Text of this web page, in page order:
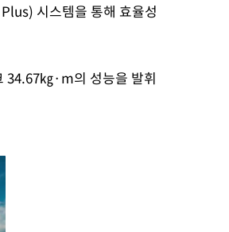
시스템을 통해 효율성
34.67㎏·m의 성능을 발휘